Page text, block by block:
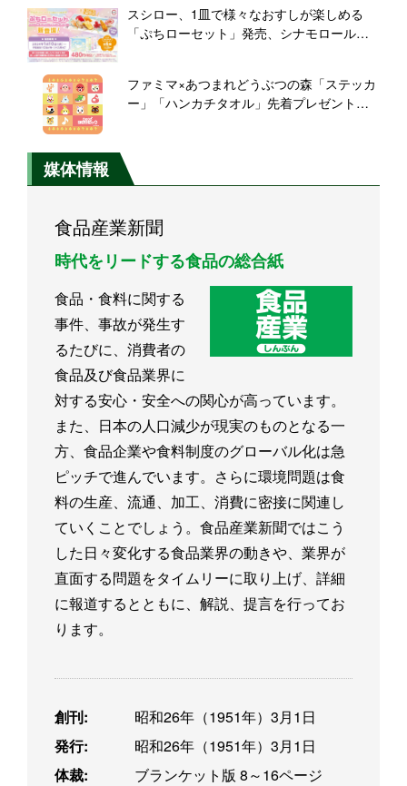
登場
スシロー、1皿で様々なおすしが楽しめる
「ぷちローセット」発売、シナモロールオ
ファミマ×あつまれどうぶつの森「ステッカ
ー」「ハンカチタオル」先着プレゼント、
媒体情報
食品産業新聞
時代をリードする食品の総合紙
食品・食料に関する
事件、事故が発生す
るたびに、消費者の
食品及び食品業界に
対する安心・安全への関心が高っています。
また、日本の人口減少が現実のものとなる一
方、食品企業や食料制度のグローバル化は急
ピッチで進んでいます。さらに環境問題は食
料の生産、流通、加工、消費に密接に関連し
ていくことでしょう。食品産業新聞ではこう
した日々変化する食品業界の動きや、業界が
直面する問題をタイムリーに取り上げ、詳細
に報道するとともに、解説、提言を行ってお
ります。
創刊:
昭和26年（1951年）3月1日
発行:
昭和26年（1951年）3月1日
体裁:
ブランケット版 8～16ページ